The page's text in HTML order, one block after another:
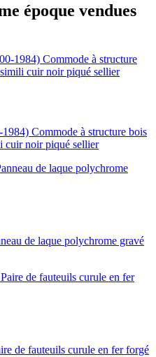
époque vendues
Commode à structure bois
cuir noir piqué sellier
de laque polychrome gravé
de fauteuils curule en fer forgé